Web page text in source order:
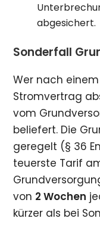
abgesichert.
Sonderfall
Wer nach
Stromvertrag
vom
beliefert. Die
geregelt (§ 36
teuerste Tarif
von 2 Wochen
kürzer als bei